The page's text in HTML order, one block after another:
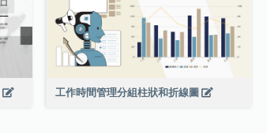
工作時間管理分組柱狀和折線圖